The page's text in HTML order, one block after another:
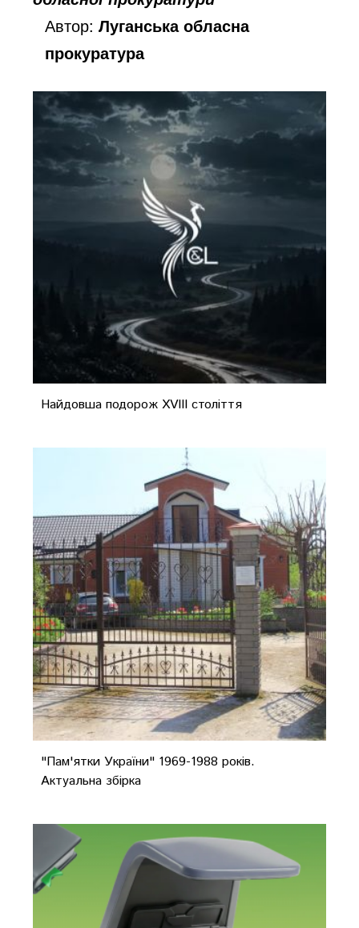
Автор:Луганська обласна
прокуратура
Найдовша подорож XVIII століття
"Пам'ятки України" 1969-1988 років.
Актуальна збірка